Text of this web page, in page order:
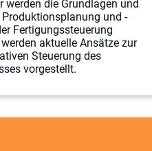
werden die Grundlagen und
und -
Fertigungssteuerung
aktuelle Ansätze zur
Steuerung des
vorgestellt.